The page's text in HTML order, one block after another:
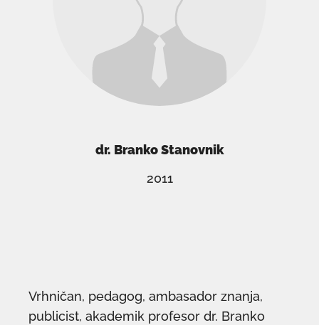
dr. Branko Stanovnik
2011
Vrhničan, pedagog, ambasador znanja,
publicist, akademik profesor dr. Branko